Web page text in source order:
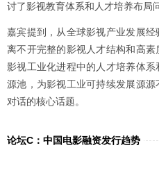
讨了影视教育体系和人才培养布局
嘉宾提到，从全球影视产业发展
离不开完整的影视人才结构和高
影视工业化进程中的人才培养体
源池，为影视工业可持续发展源
对话的核心话题。
论坛C：中国电影融资发行趋势